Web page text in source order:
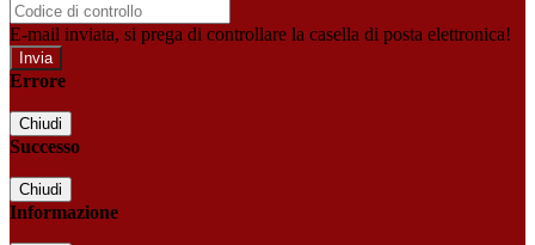
E-mail inviata, si prega di controllare la casella di posta elettronica!
Errore
Chiudi
Successo
Chiudi
Informazione